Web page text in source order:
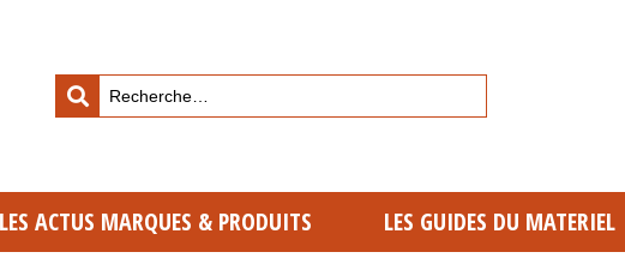
LES ACTUS MARQUES & PRODUITS LES GUIDES DU MATERIEL